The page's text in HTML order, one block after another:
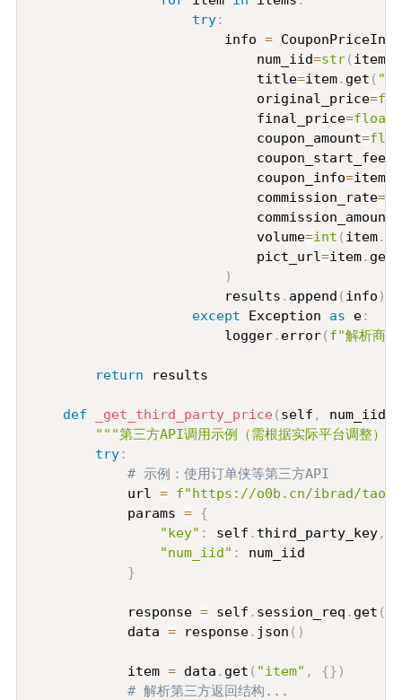
try:
                        info
= CouponPriceInfo
                            num_iid
=str( item
                            title
=item. get (
                            original_price
=
                            final_price
=float
                            coupon_amount
=
                            coupon_start_fee
                            coupon_info
=item
                            commission_rate
=
                            commission_amount
                            volume
=int ( item.
                            pict_url
=item. get
)
                        results
. append ( info )
except Exception as e:
                        logger
. error( f"解析商
return results
def _get_third_party_price( self , num_iid
"""第三方API调用示例（需根据实际平台调整）
try:
# 示例：使用订单侠等第三方API
            url
= f"https://o0b.cn/ibrad/
            params
= {
"key" : self . third_party_key,
"num_iid" :
num_iid
}
            response
= self . session_req . get (
            data
= response. json ( )
            item
= data . get ( "item" , {} )
# 解析第三方返回结构...